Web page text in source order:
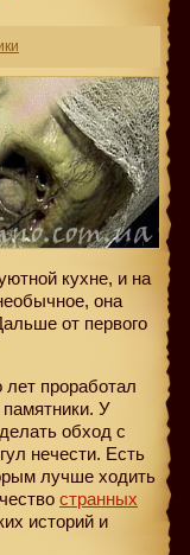
кухне, и на
она
от первого
лет проработал
У
обход с
нечести. Есть
лучше ходить
странных
историй и